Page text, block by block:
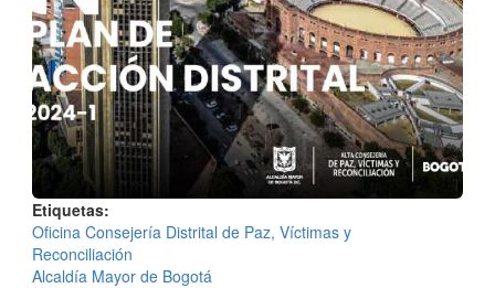
Etiquetas
Oficina Consejería Distrital de Paz, Víctimas y
Reconciliación
Alcaldía Mayor de Bogotá